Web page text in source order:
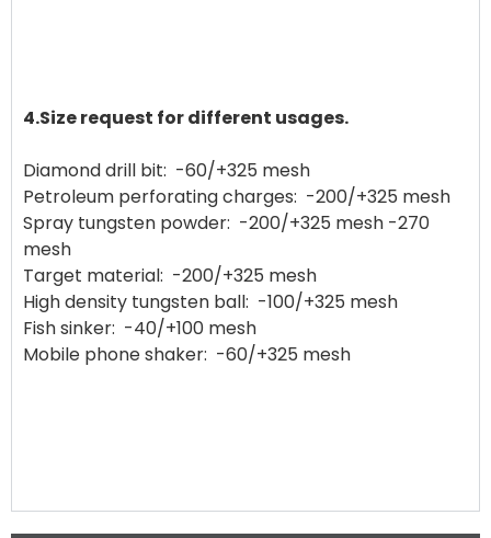
4.Size request for different usages.
Diamond drill bit: -60/+325 mesh
Petroleum perforating charges: -200/+325 mesh
Spray tungsten powder: -200/+325 mesh -270
mesh
Target material: -200/+325 mesh
High density tungsten ball: -100/+325 mesh
Fish sinker: -40/+100 mesh
Mobile phone shaker: -60/+325 mesh